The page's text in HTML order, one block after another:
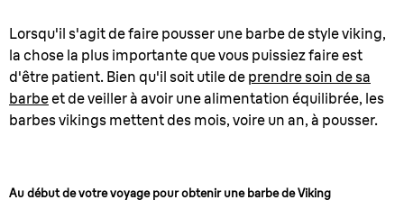
Lorsqu'il s'agit de faire pousser une barbe de style viking,
la chose la plus importante que vous puissiez faire est
d'être patient. Bien qu'il soit utile de prendre soin de sa
barbeet de veiller à avoir une alimentation équilibrée, les
barbes vikings mettent des mois, voire un an, à pousser.
Au début de votre voyage pour obtenir une barbe de Viking